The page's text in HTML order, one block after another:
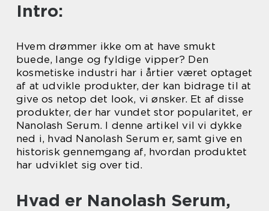
Intro:
Hvem drømmer ikke om at have smukt
buede, lange og fyldige vipper? Den
kosmetiske industri har i årtier været optaget
af at udvikle produkter, der kan bidrage til at
give os netop det look, vi ønsker. Et af disse
produkter, der har vundet stor popularitet, er
Nanolash Serum. I denne artikel vil vi dykke
ned i, hvad Nanolash Serum er, samt give en
historisk gennemgang af, hvordan produktet
har udviklet sig over tid.
Hvad er Nanolash Serum,